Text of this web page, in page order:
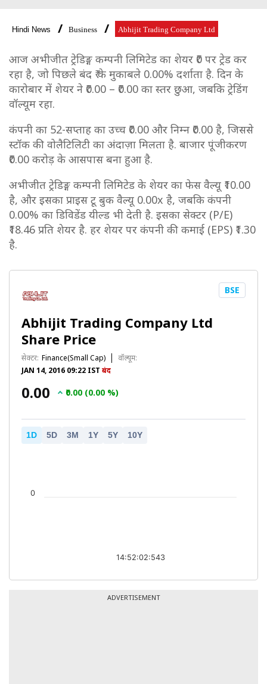
Hindi News Business Abhijit Trading Company Ltd
आज अभीजीत ट्रेडिङ्ग कम्पनी लिमिटेड का शेयर ₹0 पर ट्रेड कर
रहा है, जो पिछले बंद ₹ के मुकाबले 0.00% दर्शाता है. दिन के
कारोबार में शेयर ने ₹0.00 – ₹0.00 का स्तर छुआ, जबकि ट्रेडिंग
वॉल्यूम रहा.
कंपनी का 52-सप्ताह का उच्च ₹0.00 और निम्न ₹0.00 है, जिससे
स्टॉक की वोलैटिलिटी का अंदाज़ा मिलता है. बाजार पूंजीकरण
₹0.00 करोड़ के आसपास बना हुआ है.
अभीजीत ट्रेडिङ्ग कम्पनी लिमिटेड के शेयर का फेस वैल्यू ₹10.00
है, और इसका प्राइस टू बुक वैल्यू 0.00x है, जबकि कंपनी
0.00% का डिविडेंड यील्ड भी देती है. इसका सेक्टर (P/E)
₹18.46 प्रति शेयर है. हर शेयर पर कंपनी की कमाई (EPS) ₹1.30
है.
Abhijit Trading Company Ltd
Share Price
सेक्टर: Finance(Small Cap)
वॉल्यूम:
JAN 14, 2016 09:22 IST बंद
BSE
₹0.00 ₹0.00 (0.00 %)
1D 5D 3M 1Y 5Y 10Y
14:52:02:543
0
ADVERTISEMENT